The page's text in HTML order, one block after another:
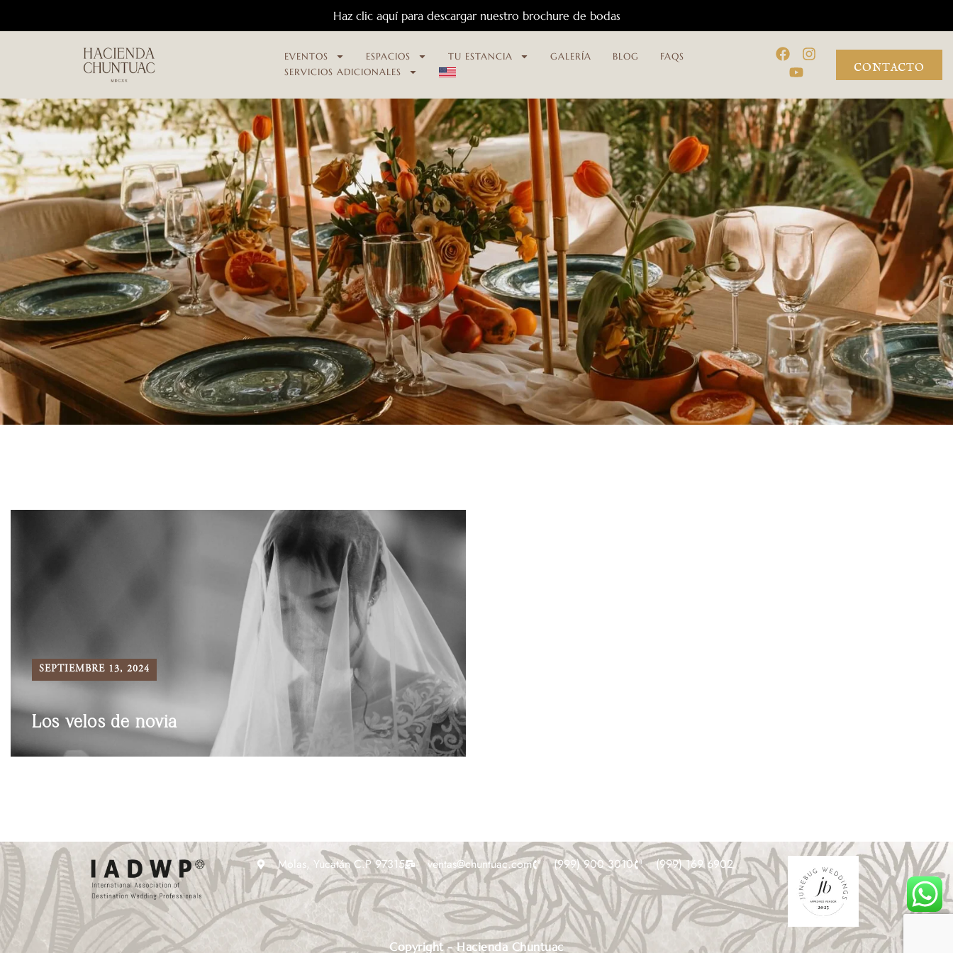
Haz clic aquí para descargar nuestro brochure de bodas
EVENTOS ESPACIOS TU ESTANCIA GALERÍA BLOG
FAQS
SERVICIOS ADICIONALES
CONTACTO
SEPTIEMBRE 13, 2024
Los velos de novia
Molas, Yucatán C.P 97315 ventas@chuntuac.com (999) 900 3010 (999) 169 6902
Copyright - Hacienda Chuntuac​